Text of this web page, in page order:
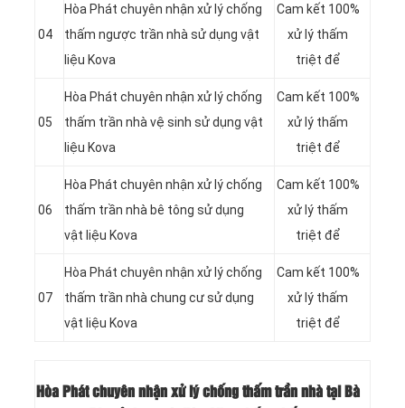
04
Hòa Phát chuyên nhận xử lý chống
thấm ngược trần nhà sử dụng vật
liệu Kova
Cam kết 100%
xử lý thấm
triệt để
05
Hòa Phát chuyên nhận xử lý chống
thấm trần nhà vệ sinh sử dụng vật
liệu Kova
Cam kết 100%
xử lý thấm
triệt để
06
Hòa Phát chuyên nhận xử lý chống
thấm trần nhà bê tông sử dụng
vật liệu Kova
Cam kết 100%
xử lý thấm
triệt để
07
Hòa Phát chuyên nhận xử lý chống
thấm trần nhà chung cư sử dụng
vật liệu Kova
Cam kết 100%
xử lý thấm
triệt để
Hòa Phát chuyên nhận xử lý chống thấm trần nhà tại Bà